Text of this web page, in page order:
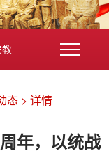
化
态 > 详情
年，以统战